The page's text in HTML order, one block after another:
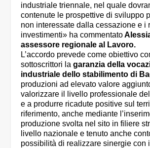
industriale triennale, nel quale
contenute le prospettive di sviluppo
non interessate dalla cessazione e i
investimenti» ha commentato
assessore regionale al Lavoro.
L’accordo prevede come obiettivo
sottoscrittori lagaranzia della
industriale dello stabilimento di
produzioni ad elevato valore
valorizzare il livello professionale
e a produrre ricadute positive sul
riferimento, anche mediante
produzione svolta nel sito in filiere
livello nazionale e tenuto anche
possibilità di realizzare sinergie con